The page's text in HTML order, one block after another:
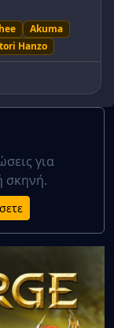
Akuma
Hanzo
για
σκηνή.